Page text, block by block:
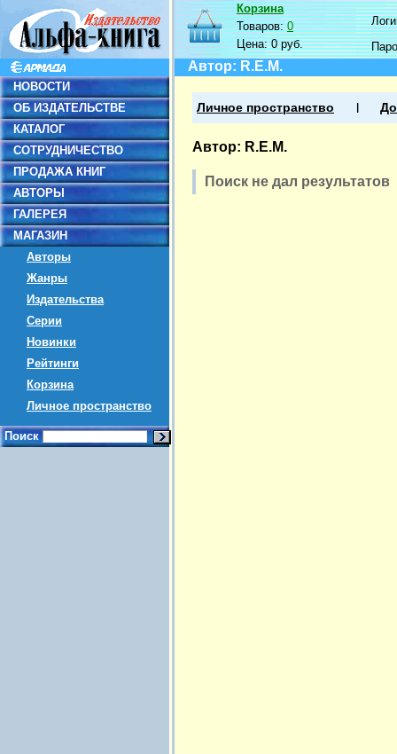
НОВОСТИ
ОБ ИЗДАТЕЛЬСТВЕ
КАТАЛОГ
СОТРУДНИЧЕСТВО
ПРОДАЖА КНИГ
АВТОРЫ
ГАЛЕРЕЯ
МАГАЗИН
Авторы
Жанры
Издательства
Серии
Новинки
Рейтинги
Корзина
Личное пространство
Поиск
Корзина
Товаров:0
Цена:0 руб.
Автор: R.E.M.
Личное пространство
Автор: R.E.M.
Поиск не дал результатов